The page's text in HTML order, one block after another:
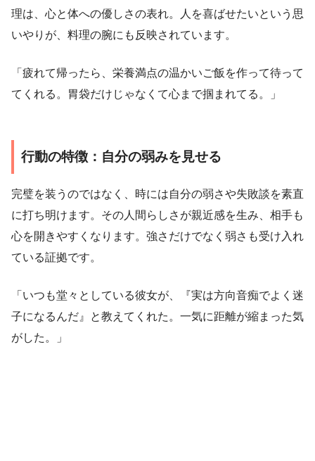
理は、心と体への優しさの表れ。人を喜ばせたいという思
いやりが、料理の腕にも反映されています。
「疲れて帰ったら、栄養満点の温かいご飯を作って待って
てくれる。胃袋だけじゃなくて心まで掴まれてる。」
行動の特徴：自分の弱みを見せる
完璧を装うのではなく、時には自分の弱さや失敗談を素直
に打ち明けます。その人間らしさが親近感を生み、相手も
心を開きやすくなります。強さだけでなく弱さも受け入れ
ている証拠です。
「いつも堂々としている彼女が、『実は方向音痴でよく迷
子になるんだ』と教えてくれた。一気に距離が縮まった気
がした。」